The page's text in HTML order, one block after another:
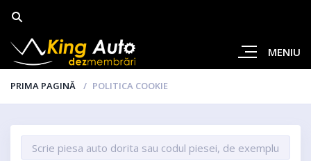
MENIU
PRIMA PAGINĂ POLITICA COOKIE